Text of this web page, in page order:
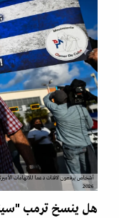
2026
هل ينسخ ترمب